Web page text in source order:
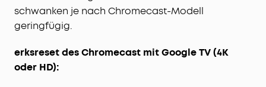
schwanken je nach Chromecast-Modell
geringfügig.
erksreset des Chromecast mit Google TV (4K
oder HD):